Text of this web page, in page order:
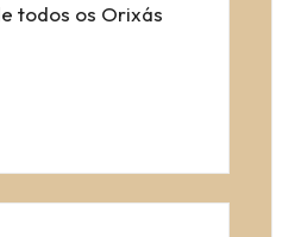
todos os Orixás